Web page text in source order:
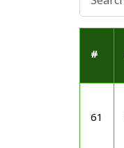
#
61